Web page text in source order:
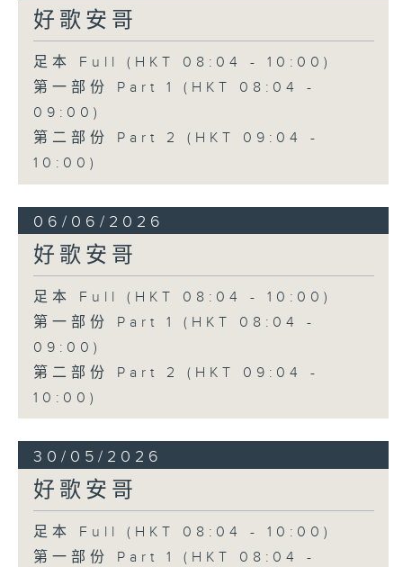
好歌安哥
足本 Full (HKT 08:04 - 10:00)
第一部份 Part 1 (HKT 08:04 -
09:00)
第二部份 Part 2 (HKT 09:04 -
10:00)
06/06/2026
好歌安哥
足本 Full (HKT 08:04 - 10:00)
第一部份 Part 1 (HKT 08:04 -
09:00)
第二部份 Part 2 (HKT 09:04 -
10:00)
30/05/2026
好歌安哥
足本 Full (HKT 08:04 - 10:00)
第一部份 Part 1 (HKT 08:04 -